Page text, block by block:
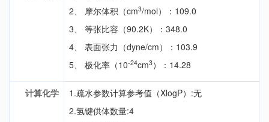
2、 摩尔体积（cm3/mol）：109.0
3、 等张比容（90.2K）：348.0
4、 表面张力（dyne/cm）：103.9
5、 极化率（10-24cm3）：14.28
计算化学
1.疏水参数计算参考值（XlogP）:无
2.氢键供体数量:4